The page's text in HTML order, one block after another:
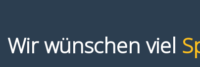
Wir wünschen viel